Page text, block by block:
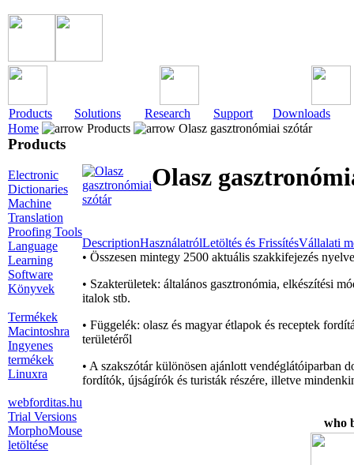
Products Solutions Research Support
Downloads
Home
Products Olasz gasztronómiai szótár
Products
Electronic
Dictionaries
Machine
Translation
Proofing Tools
Language
Learning
Software
Könyvek
Termékek
Macintoshra
Ingyenes
termékek
Linuxra
webforditas.hu
Trial Versions
MorphoMouse
letöltése
Olasz
DescriptionHasználatrólLetöltés és FrissítésVállalati
• Összesen mintegy 2500 aktuális szakkifejezés
• Szakterületek: általános gasztronómia, elkészítési
italok stb.
• Függelék: olasz és magyar étlapok és receptek
területéről
• A szakszótár különösen ajánlott vendéglátóiparban
fordítók, újságírók és turisták részére, illetve
who